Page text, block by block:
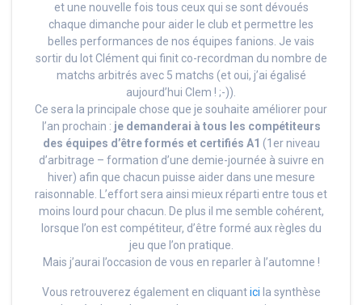
et une nouvelle fois tous ceux qui se sont dévoués
chaque dimanche pour aider le club et permettre les
belles performances de nos équipes fanions. Je vais
sortir du lot Clément qui finit co-recordman du nombre de
matchs arbitrés avec 5 matchs (et oui, j’ai égalisé
aujourd’hui Clem ! ;-)).
Ce sera la principale chose que je souhaite améliorer pour
l’an prochain : je demanderai à tous les compétiteurs
des équipes d’être formés et certifiés A1 (1er niveau
d’arbitrage – formation d’une demie-journée à suivre en
hiver) afin que chacun puisse aider dans une mesure
raisonnable. L’effort sera ainsi mieux réparti entre tous et
moins lourd pour chacun. De plus il me semble cohérent,
lorsque l’on est compétiteur, d’être formé aux règles du
jeu que l’on pratique.
Mais j’aurai l’occasion de vous en reparler à l’automne !
Vous retrouverez également en cliquantici la synthèse